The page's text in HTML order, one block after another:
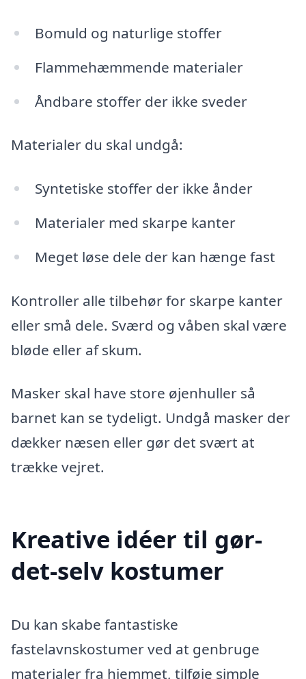
Bomuld og naturlige stoffer
Flammehæmmende materialer
Åndbare stoffer der ikke sveder
Materialer du skal undgå:
Syntetiske stoffer der ikke ånder
Materialer med skarpe kanter
Meget løse dele der kan hænge fast
Kontroller alle tilbehør for skarpe kanter
eller små dele. Sværd og våben skal være
bløde eller af skum.
Masker skal have store øjenhuller så
barnet kan se tydeligt. Undgå masker der
dækker næsen eller gør det svært at
trække vejret.
Kreative idéer til gør-
det-selv kostumer
Du kan skabe fantastiske
fastelavnskostumer ved at genbruge
materialer fra hjemmet, tilføje simple